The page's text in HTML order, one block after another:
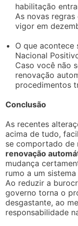
habilitação
As novas
vigor em
O que acontece
Nacional
Caso você não
renovação
procedimentos
Conclusão
As recentes
acima de tudo,
se comportado de
renovação
mudança
rumo a um
Ao reduzir a
governo torna o
desgastante, ao
responsabilidade